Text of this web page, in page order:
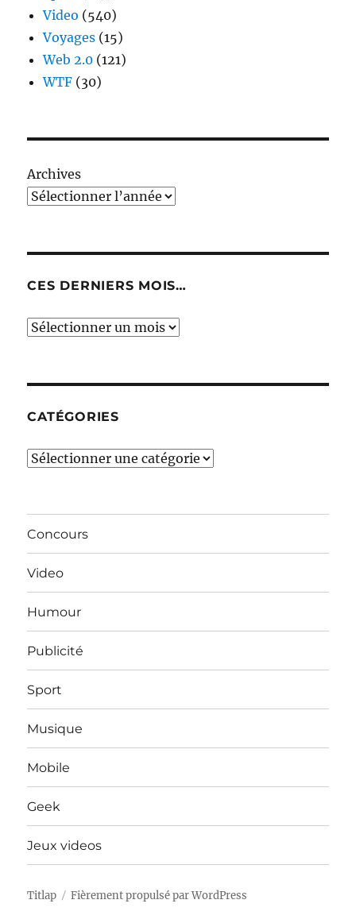
Video (540)
Voyages (15)
Web 2.0 (121)
WTF (30)
Archives
CES DERNIERS MOIS…
Ces
CATÉGORIES
Catégories
Concours
Video
Humour
Publicité
Sport
Musique
Mobile
Geek
Jeux videos
Titlap Fièrement propulsé par WordPress